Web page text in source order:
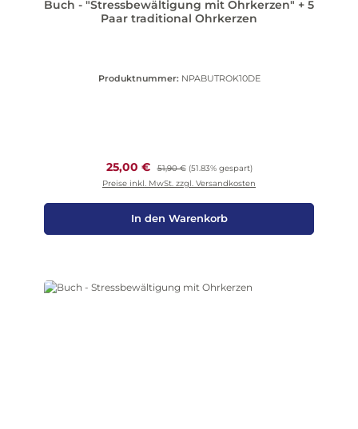
Buch - "Stressbewältigung mit Ohrkerzen" + 5
Paar traditional Ohrkerzen
Produktnummer: NPABUTROK10DE
Verkaufspreis:
25,00 € Regulärer Preis:
51,90 € (51.83% gespart)
Preise inkl. MwSt. zzgl. Versandkosten
In den Warenkorb